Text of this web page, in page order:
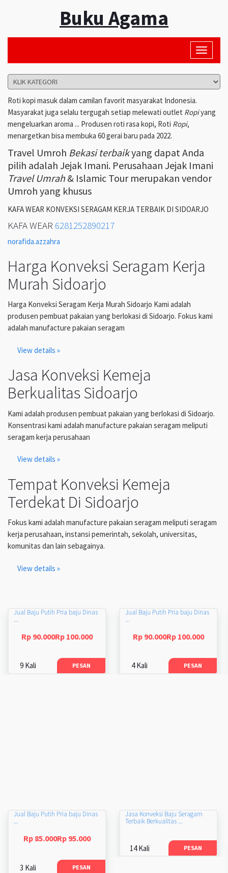
Buku Agama
Toggle
Roti kopi masuk dalam camilan favorit masyarakat Indonesia.
Masyarakat juga selalu tergugah setiap melewati outlet Ropiyang
mengeluarkan aroma ... Produsen roti rasa kopi, Roti Ropi,
menargetkan bisa membuka 60 gerai baru pada 2022.
Travel Umroh Bekasi terbaikyang dapat Anda
pilih adalah Jejak Imani. Perusahaan Jejak Imani
Travel Umrah& Islamic Tour merupakan vendor
Umroh yang khusus
KAFA WEAR KONVEKSI SERAGAM KERJA TERBAIK DI SIDOARJO
KAFA WEAR 6281252890217
norafida.azzahra
Harga Konveksi Seragam Kerja
Murah Sidoarjo
Harga Konveksi Seragam Kerja Murah Sidoarjo Kami adalah
produsen pembuat pakaian yang berlokasi di Sidoarjo. Fokus kami
adalah manufacture pakaian seragam
View details »
Jasa Konveksi Kemeja
Berkualitas Sidoarjo
Kami adalah produsen pembuat pakaian yang berlokasi di Sidoarjo.
Konsentrasi kami adalah manufacture pakaian seragam meliputi
seragam kerja perusahaan
View details »
Tempat Konveksi Kemeja
Terdekat Di Sidoarjo
Fokus kami adalah manufacture pakaian seragam meliputi seragam
kerja perusahaan, instansi pemerintah, sekolah, universitas,
komunitas dan lain sebagainya.
View details »
Jual Baju Putih Pria baju Dinas
...
Rp 90.000Rp 100.000
9 Kali PESAN
Jual Baju Putih Pria baju Dinas
...
Rp 90.000Rp 100.000
4 Kali PESAN
Jual Baju Putih Pria baju Dinas
...
Rp 85.000Rp 95.000
3 Kali PESAN
Jasa Konveksi Baju Seragam
Terbaik Berkualitas ...
14 Kali PESAN